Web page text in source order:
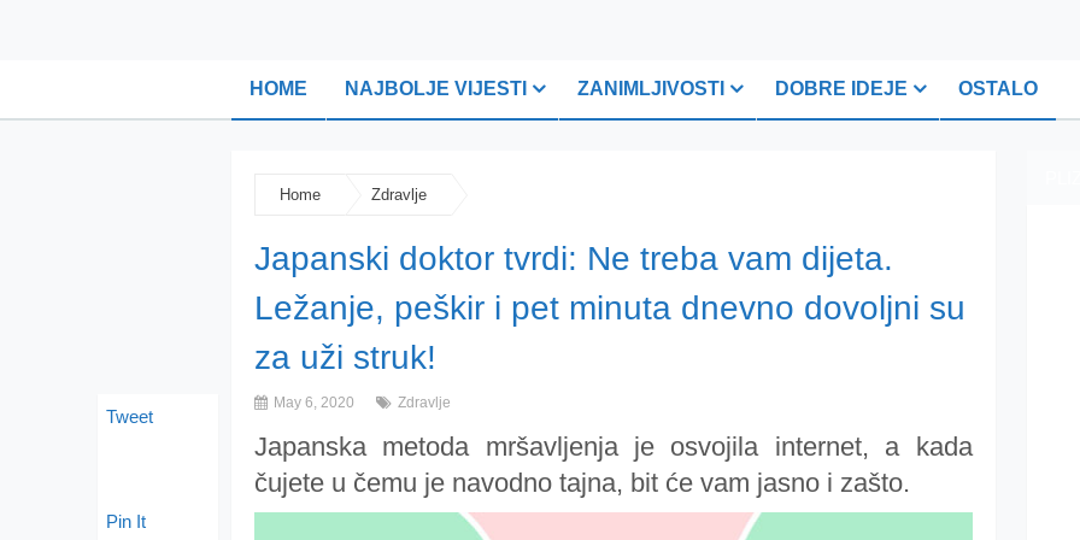
HOME NAJBOLJE VIJESTI ZANIMLJIVOSTI DOBRE IDEJE OSTALO
Home Zdravlje
Japanski doktor tvrdi: Ne treba vam dijeta.
Ležanje, peškir i pet minuta dnevno dovoljni su
za uži struk!
May 6, 2020 Zdravlje
Japanska metoda mršavljenja je osvojila internet, a kada
čujete u čemu je navodno tajna, bit će vam jasno i zašto.
Tweet
Pin It